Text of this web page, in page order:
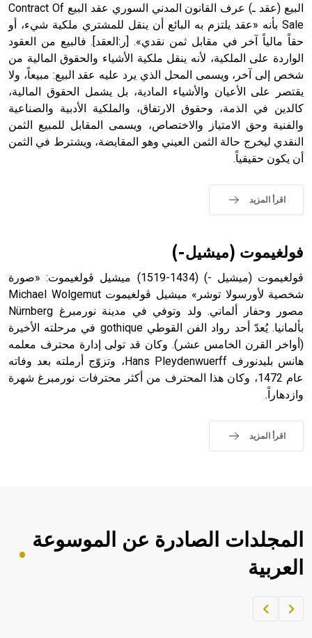
- هل تعلم أن أبجر Abgar اسم معروف جيداً يعود إلى عدد من
الملوك الذين حكموا مدينة إديسا (الرها) من أبجر الأول وحتى
التاسع، وهم ينتسبون إلى أسرة أوسروين
- هل تعلم أن الأبجدية الكنعانية تتألف من /22/ علامة كتابية
sign تكتب منفصلة غير متصلة، وتعتمد المبدأ الأكوروفوني،
البيع (عقد ـ) عرف القانون المدني السوري عقد البيع Contract Of
Sale بأنه «عقد يلتزم به البائع أن ينقل للمشتري ملكية شيء، أو
حقاً مالياً آخر في مقابل ثمن نقدي». [ر:العقد]. فالبيع من العقود
الواردة على الملكية، لأنه ينقل ملكية الأشياء والحقوق المالية من
شخص إلى آخر، ويسمى المحل الذي يرد عليه عقد البيع: مبيعاً، ولا
يقتصر على الأعيان والأشياء المادية، بل يشمل الحقوق المالية،
كالدين في الذمة، وحقوق الارتفاق، والملكية الأدبية والصناعية
والفنية وحق الامتياز والاختصاص، ويسمى المقابل للمبيع الثمن
النقدي ليخرج حالة الثمن العيني وهو المقايضة، ويشترط في الثمن
أن يكون حقيقياً.
اقرأ المزيد
فولغيموت (ميشيل-)
ڤولغيموت (ميشيل -) (1434-1519) ميشيل ڤولغيموت: «صورة
شخصية لأورسولا توشر» ميشيل ڤولغيموت Michael Wolgemut
مصور وحفار ألماني. ولد وتوفي في مدينة نورمبرغ Nürnberg
بألمانيا. يُعدّ أحد رواد الفن القوطي gothique في مرحلته الأخيرة
(أواخر القرن الخامس عشر). وكان قد تولى إدارة محترف معلمه
هانس بليدنورف Hans Pleydenwuerff، وتزوّج أرملته بعد وفاته
عام 1472، وكان هذا المحترف من أكثر محترفات نورمبرغ شهرة
وازدهاراً.
اقرأ المزيد
المجلدات الصادرة عن الموسوعة
العربية